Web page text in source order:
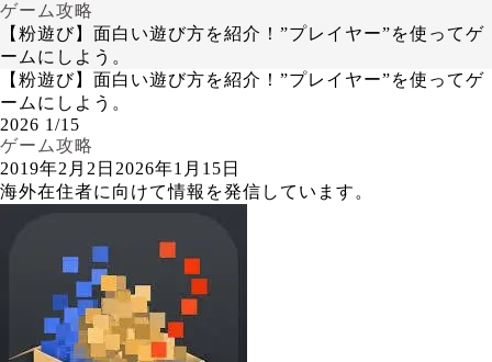
ゲーム攻略
【粉遊び】面白い遊び方を紹介！”プレイヤー”を使ってゲ
ームにしよう。
【粉遊び】面白い遊び方を紹介！”プレイヤー”を使ってゲ
ームにしよう。
2026 1/15
ゲーム攻略
2019年2月2日 2026年1月15日
海外在住者に向けて情報を発信しています。